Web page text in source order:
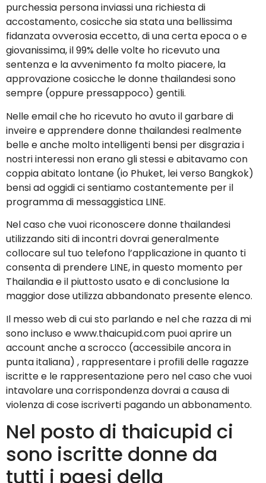
purchessia persona inviassi una richiesta di
accostamento, cosicche sia stata una bellissima
fidanzata ovverosia eccetto, di una certa epoca o e
giovanissima, il 99% delle volte ho ricevuto una
sentenza e la avvenimento fa molto piacere, la
approvazione cosicche le donne thailandesi sono
sempre (oppure pressappoco) gentili.
Nelle email che ho ricevuto ho avuto il garbare di
inveire e apprendere donne thailandesi realmente
belle e anche molto intelligenti bensi per disgrazia i
nostri interessi non erano gli stessi e abitavamo con
coppia abitato lontane (io Phuket, lei verso Bangkok)
bensi ad oggidi ci sentiamo costantemente per il
programma di messaggistica LINE.
Nel caso che vuoi riconoscere donne thailandesi
utilizzando siti di incontri dovrai generalmente
collocare sul tuo telefono l’applicazione in quanto ti
consenta di prendere LINE, in questo momento per
Thailandia e il piuttosto usato e di conclusione la
maggior dose utilizza abbandonato presente elenco.
Il messo web di cui sto parlando e nel che razza di mi
sono incluso e www.thaicupid.com puoi aprire un
account anche a scrocco (accessibile ancora in
punta italiana) , rappresentare i profili delle ragazze
iscritte e le rappresentazione pero nel caso che vuoi
intavolare una corrispondenza dovrai a causa di
violenza di cose iscriverti pagando un abbonamento.
Nel posto di thaicupid ci
sono iscritte donne da
tutti i paesi della